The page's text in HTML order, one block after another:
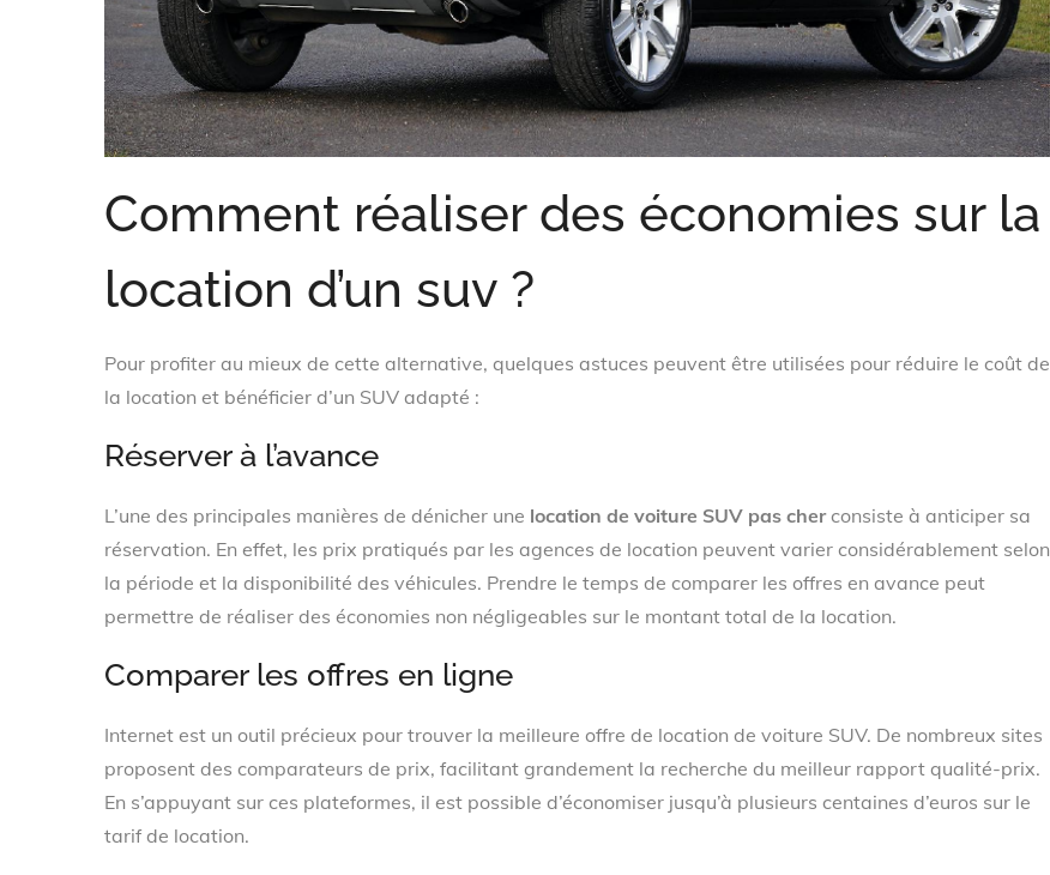
Comment réaliser des économies sur la
location d’un suv ?
Pour profiter au mieux de cette alternative, quelques astuces peuvent être utilisées pour réduire le coût de
la location et bénéficier d’un SUV adapté :
Réserver à l’avance
L’une des principales manières de dénicher une location de voiture SUV pas cherconsiste à anticiper sa
réservation. En effet, les prix pratiqués par les agences de location peuvent varier considérablement selon
la période et la disponibilité des véhicules. Prendre le temps de comparer les offres en avance peut
permettre de réaliser des économies non négligeables sur le montant total de la location.
Comparer les offres en ligne
Internet est un outil précieux pour trouver la meilleure offre de location de voiture SUV. De nombreux sites
proposent des comparateurs de prix, facilitant grandement la recherche du meilleur rapport qualité-prix.
En s’appuyant sur ces plateformes, il est possible d’économiser jusqu’à plusieurs centaines d’euros sur le
tarif de location.